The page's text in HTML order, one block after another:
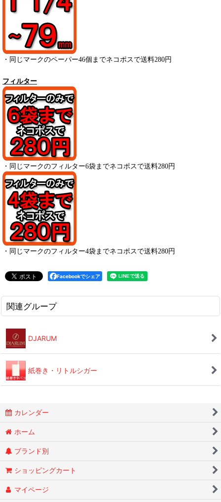
・ 同じマークのペーパー46個までネコポスで送料280円
フィルター
・ 同じマークのフィルター6袋までネコポスで送料280円
・ 同じマークのフィルター4袋までネコポスで送料280円
Facebookでシェア
関連グループ
DJARUM
紙巻き・リトルシガー
カレンダー
ホーム
ブランド別
ショッピングカート
マイページ